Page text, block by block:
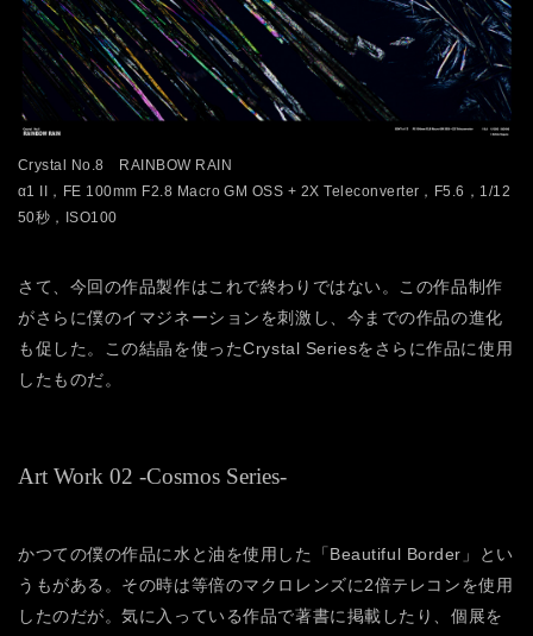
Crystal No.8 RAINBOW RAIN
α1 II，FE 100mm F2.8 Macro GM OSS + 2X Teleconverter，F5.6，1/12
50秒，ISO100
さて、今回の作品製作はこれで終わりではない。この作品制作
がさらに僕のイマジネーションを刺激し、今までの作品の進化
も促した。この結晶を使ったCrystal Seriesをさらに作品に使用
したものだ。
Art Work 02 -Cosmos Series-
かつての僕の作品に水と油を使用した「Beautiful Border」とい
うもがある。その時は等倍のマクロレンズに2倍テレコンを使用
したのだが。気に入っている作品で著書に掲載したり、個展を